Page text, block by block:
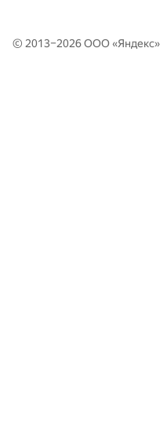
© 2013–2026 ООО «Яндекс»